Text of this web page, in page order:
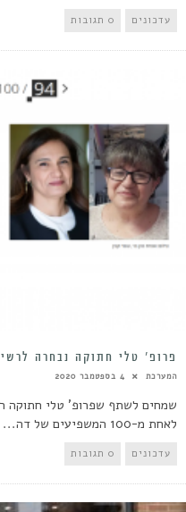
עדכונים 0 תגובות
פרופ’ טלי חתוקה נבחרה לרשימת 100 המשפיעים של
המערכת 4 בספטמבר 2020
שמחים לשתף שפרופ' טלי חתוקה
לאחת מ-100 המשפיעים של דה...
עדכונים 0 תגובות